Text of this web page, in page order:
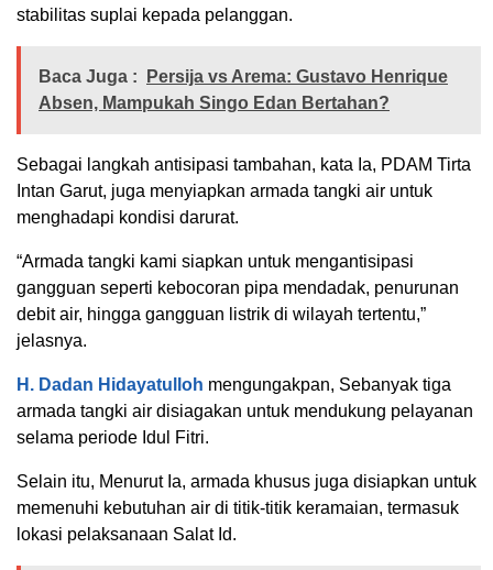
stabilitas suplai kepada pelanggan.
Baca Juga :
Persija vs Arema: Gustavo Henrique
Absen, Mampukah Singo Edan Bertahan?
Sebagai langkah antisipasi tambahan, kata Ia, PDAM Tirta
Intan Garut, juga menyiapkan armada tangki air untuk
menghadapi kondisi darurat.
“Armada tangki kami siapkan untuk mengantisipasi
gangguan seperti kebocoran pipa mendadak, penurunan
debit air, hingga gangguan listrik di wilayah tertentu,”
jelasnya.
H. Dadan Hidayatulloh mengungakpan, Sebanyak tiga
armada tangki air disiagakan untuk mendukung pelayanan
selama periode Idul Fitri.
Selain itu, Menurut Ia, armada khusus juga disiapkan untuk
memenuhi kebutuhan air di titik-titik keramaian, termasuk
lokasi pelaksanaan Salat Id.